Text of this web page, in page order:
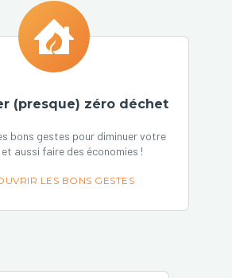
(presque) zéro déchet
bons gestes pour diminuer votre
aussi faire des économies !
LES BONS GESTES